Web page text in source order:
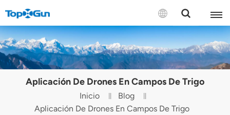
CONTÁCTENOS
English
Español
Русский
Aplicación De Drones En Campos De Trigo
Inicio
Blog
Aplicación De Drones En Campos De Trigo